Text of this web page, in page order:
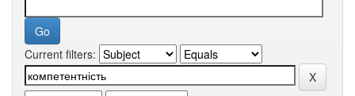
Current filters: